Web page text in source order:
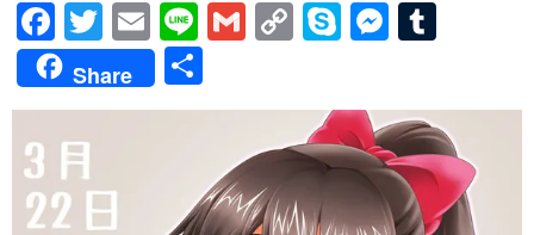
Facebook
Twitter
EmailLineGmailCopySkype
Share
有